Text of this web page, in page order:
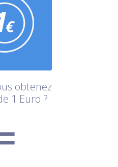
obtenez
1 Euro ?